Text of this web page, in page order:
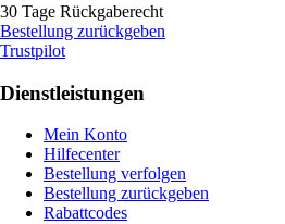
30 Tage Rückgaberecht
Bestellung zurückgeben
Trustpilot
Dienstleistungen
Mein Konto
Hilfecenter
Bestellung verfolgen
Bestellung zurückgeben
Rabattcodes